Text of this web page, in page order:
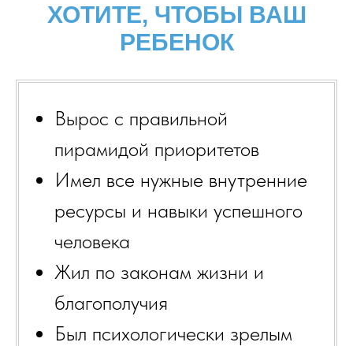
ХОТИТЕ, ЧТОБЫ ВАШ
РЕБЕНОК
Вырос с правильной
пирамидой приоритетов
Имел все нужные внутренние
ресурсы и навыки успешного
человека
Жил по законам жизни и
благополучия
Был психологически зрелым